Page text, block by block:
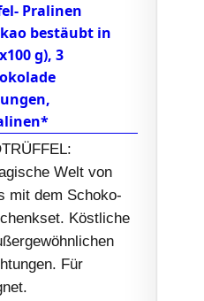
Pralinen
bestäubt in
g), 3
Welt von
mit dem Schoko-
Köstliche
Für